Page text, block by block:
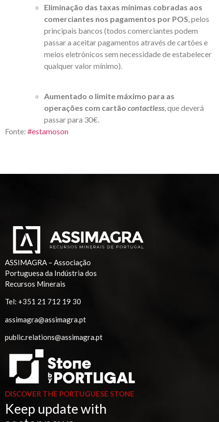
Eliminação das taxas mínimas cobradas aos
comerciantes nos pagamentos por POS, pelos
principais bancos (todos comerciantes podem
passar a aceitar pagamentos através de cartões e
meios eletrónicos sem necessidade de estabelecer
qualquer valor mínimo).
Aumentado o limite máximo para as
operações com cartão contactless, que deverá
passar para 30€.
Fonte: #estamoson
ASSIMAGRA – Associação
Portuguesa da Indústria dos
Recursos Minerais
Tel: +351 21 712 19 30
assimagra@assimagra.pt
public.relations@assimagra.pt
DISCOVER THE PORTUGUESE STONE
Keep update with